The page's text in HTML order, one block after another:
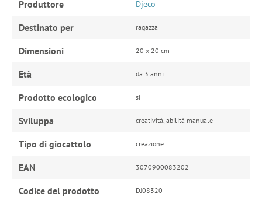
Produttore Djeco
Destinato per ragazza
Dimensioni 20 x 20 cm
Età da 3 anni
Prodotto ecologico si
Sviluppa creatività, abilità manuale
Tipo di giocattolo creazione
EAN 3070900083202
Codice del prodotto DJ08320